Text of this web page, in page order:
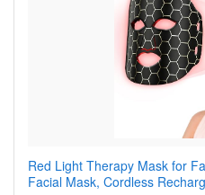
Red Light Therapy Mask for
Facial Mask, Cordless
Men's Slim Fit Polo Shirt –
Elasticity, Athletic Fit Polo for